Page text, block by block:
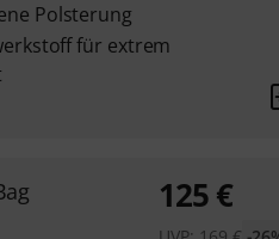
Polsterung
für extrem
125€